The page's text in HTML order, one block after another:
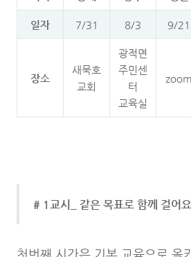
일자 7/31 8/3 9/21
장소
새묵호
교회
광적면
주민센
터
교육실
zoom
# 1교시_ 같은 목표로 함께 걸어요
첫번째 시간은 기본 교육으로 올